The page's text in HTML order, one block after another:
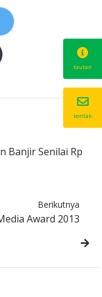
Banjir Senilai Rp
Berikutnya
Award 2013
tautan
kontak